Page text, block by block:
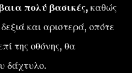
πολύ βασικές, καθώς
και αριστερά, οπότε
της οθόνης, θα
δάχτυλο.